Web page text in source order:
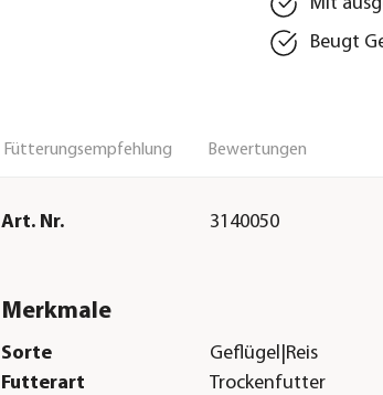
Beugt
Fütterungsempfehlung Bewertungen
Art. Nr. 3140050
Merkmale
Sorte
Geflügel|Reis
Futterart
Trockenfutter